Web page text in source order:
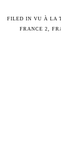
FILED IN VU À LA
FRANCE 2
,